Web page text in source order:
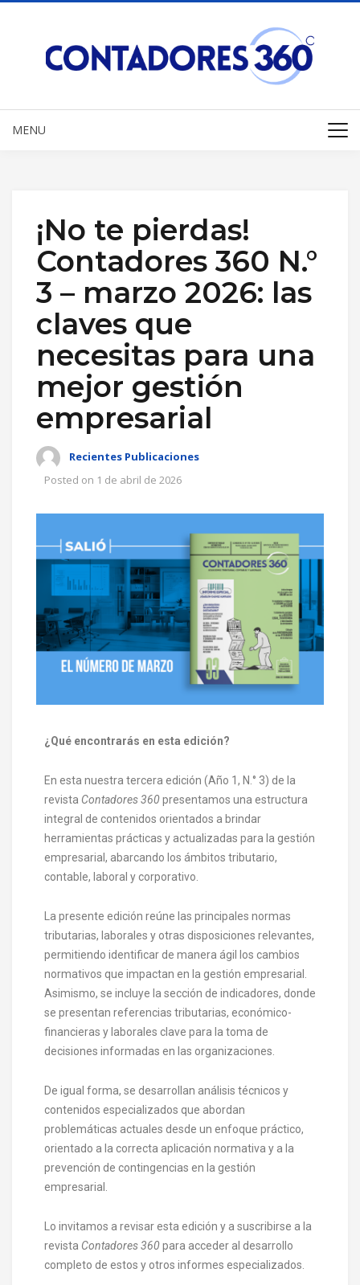
MENU
¡No te pierdas!
Contadores 360 N.°
3 – marzo 2026: las
claves que
necesitas para una
mejor gestión
empresarial
Recientes Publicaciones
Posted on 1 de abril de 2026
¿Qué encontrarás en esta edición?
En esta nuestra tercera edición (Año 1, N.° 3) de la
revista Contadores 360presentamos una estructura
integral de contenidos orientados a brindar
herramientas prácticas y actualizadas para la gestión
empresarial, abarcando los ámbitos tributario,
contable, laboral y corporativo.
La presente edición reúne las principales normas
tributarias, laborales y otras disposiciones relevantes,
permitiendo identificar de manera ágil los cambios
normativos que impactan en la gestión empresarial.
Asimismo, se incluye la sección de indicadores, donde
se presentan referencias tributarias, económico-
financieras y laborales clave para la toma de
decisiones informadas en las organizaciones.
De igual forma, se desarrollan análisis técnicos y
contenidos especializados que abordan
problemáticas actuales desde un enfoque práctico,
orientado a la correcta aplicación normativa y a la
prevención de contingencias en la gestión
empresarial.
Lo invitamos a revisar esta edición y a suscribirse a la
revista Contadores 360para acceder al desarrollo
completo de estos y otros informes especializados.